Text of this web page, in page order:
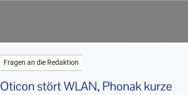
Fragen an die Redaktion
Oticon stört WLAN, Phonak kurze